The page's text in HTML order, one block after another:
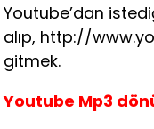
Youtube’dan
alıp, http://
gitmek.
Youtube Mp3